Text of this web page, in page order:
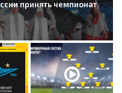
принять чемпионат